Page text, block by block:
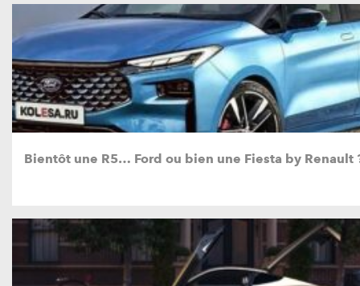
Bientôt une R5… Ford ou bien une Fiesta by Renault